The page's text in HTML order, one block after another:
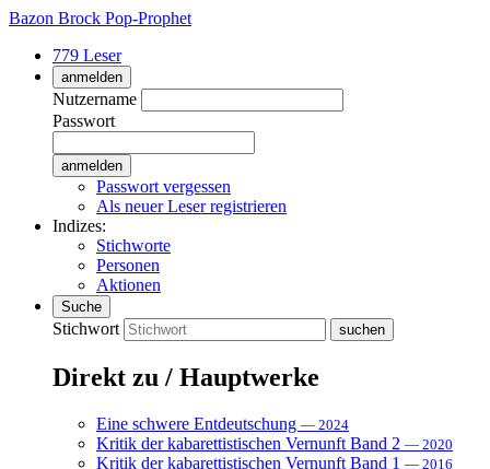
Bazon Brock Pop-Prophet
779 Leser
anmelden
Nutzername
Passwort
Passwort vergessen
Als neuer Leser registrieren
Indizes:
Stichworte
Personen
Aktionen
Suche
Stichwort
Direkt zu / Hauptwerke
Eine schwere Entdeutschung — 2024
Kritik der kabarettistischen Vernunft Band 2 — 2020
Kritik der kabarettistischen Vernunft Band 1 — 2016